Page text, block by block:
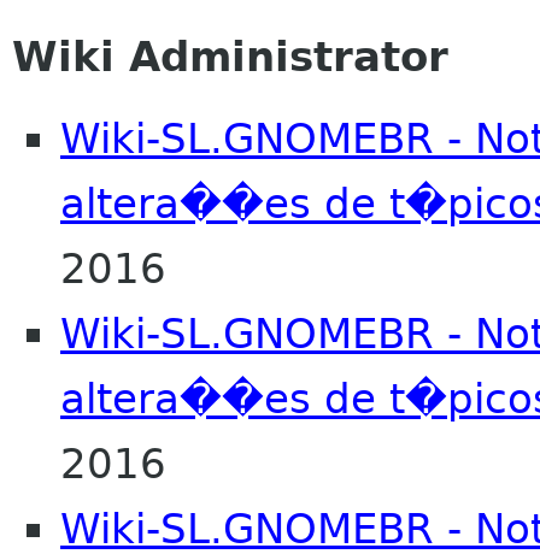
Wiki Administrator
Wiki-SL.GNOMEBR -
altera��es de
2016
Wiki-SL.GNOMEBR -
altera��es de
2016
Wiki-SL.GNOMEBR -